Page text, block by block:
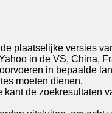
plaatselijke versies
in de VS, China,
in bepaalde
moeten dienen.
de zoekresultaten